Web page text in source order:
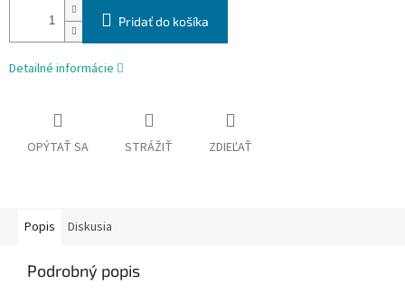
Pridať do košíka
Detailné informácie
OPÝTAŤ SA STRÁŽIŤ ZDIEĽAŤ
Popis Diskusia
Podrobný popis